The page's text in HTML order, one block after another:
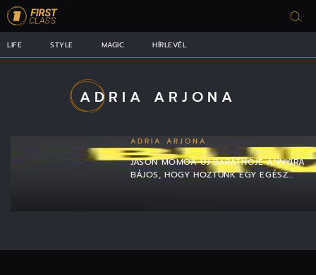
LIFE STYLE MAGIC HÍRLEVÉL
ADRIA ARJONA
ADRIA ARJONA
JASON MOMOA ÚJ BARÁTNŐJE ANNYIRA
BÁJOS, HOGY HOZTUNK EGY EGÉSZ…